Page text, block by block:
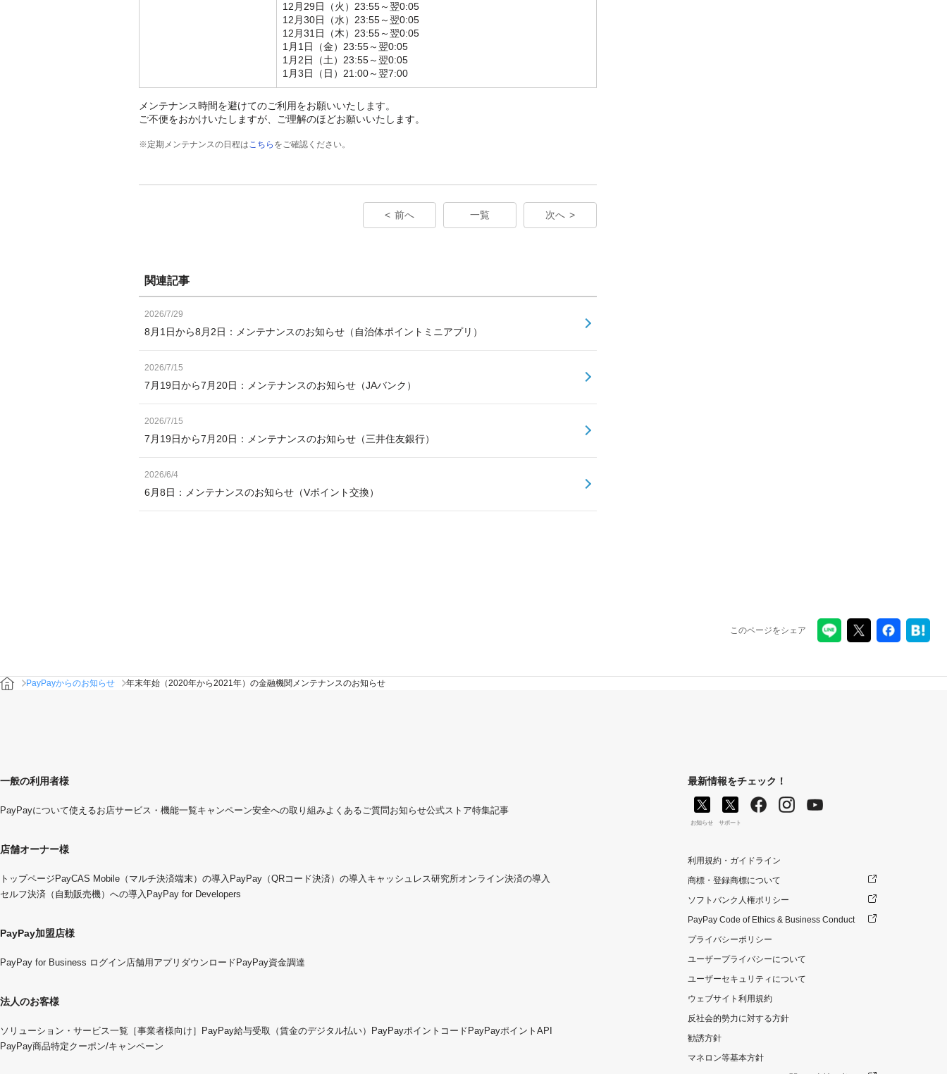
12月29日（火）23:55～翌0:05
12月30日（水）23:55～翌0:05
12月31日（木）23:55～翌0:05
1月1日（金）23:55～翌0:05
1月2日（土）23:55～翌0:05
1月3日（日）21:00～翌7:00
メンテナンス時間を避けてのご利用をお願いいたします。
ご不便をおかけいたしますが、ご理解のほどお願いいたします。
※定期メンテナンスの日程は こちら をご確認ください。
前へ 一覧 次へ
関連記事
2026/7/29
8月1日から8月2日：メンテナンスのお知らせ（自治体ポイントミニアプリ）
2026/7/15
7月19日から7月20日：メンテナンスのお知らせ（JAバンク）
2026/7/15
7月19日から7月20日：メンテナンスのお知らせ（三井住友銀行）
2026/6/4
6月8日：メンテナンスのお知らせ（Vポイント交換）
このページをシェア
PayPayからのお知らせ 年末年始（2020年から2021年）の金融機関メンテナンスのお知らせ
一般の利用者様
PayPayについて使えるお店サービス・機能一覧キャンペーン安全への取り組みよくあるご質問お知らせ公式ストア特集記事
店舗オーナー様
トップページ PayCAS Mobile（マルチ決済端末）の導入 PayPay（QRコード決済）の導入 キャッシュレス研究所オンライン決済の導入
セルフ決済（自動販売機）への導入 PayPay for Developers
PayPay加盟店様
PayPay for Business ログイン 店舗用アプリダウンロード PayPay資金調達
法人のお客様
ソリューション・サービス一覧 ［事業者様向け］PayPay給与受取（賃金のデジタル払い） PayPayポイントコード PayPayポイントAPI
PayPay商品特定クーポン/キャンペーン
最新情報をチェック！
お知らせ サポート
利用規約・ガイドライン
商標・登録商標について
ソフトバンク人権ポリシー
PayPay Code of Ethics & Business Conduct
プライバシーポリシー
ユーザープライバシーについて
ユーザーセキュリティについて
ウェブサイト利用規約
反社会的勢力に対する方針
勧誘方針
マネロン等基本方針